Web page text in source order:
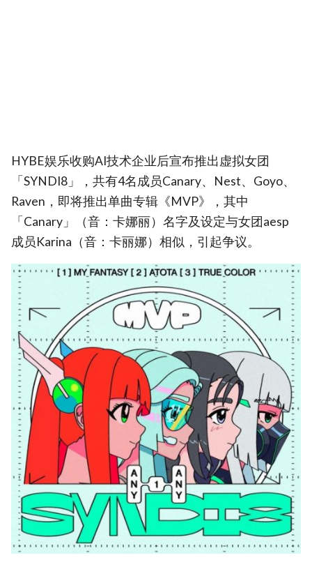
HYBE娱乐收购AI技术企业后宣布推出虚拟女团
「SYNDI8」，共有4名成员Canary、Nest、Goyo、
Raven，即将推出单曲专辑《MVP》，其中
「Canary」（音：卡娜丽）名字及设定与女团aesp
成员Karina（音：卡丽娜）相似，引起争议。